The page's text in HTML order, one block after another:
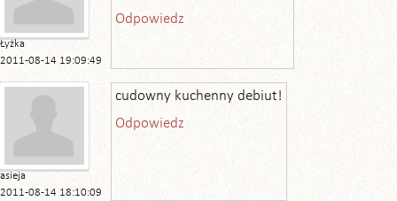
Łyżka
2011-08-14 19:09:49
Odpowiedz
asieja
2011-08-14 18:10:09
cudowny kuchenny debiut!
Odpowiedz